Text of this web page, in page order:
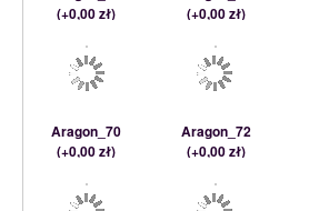
(+0,00 zł)
(+0,00 zł)
Aragon_70
(+0,00 zł)
Aragon_72
(+0,00 zł)